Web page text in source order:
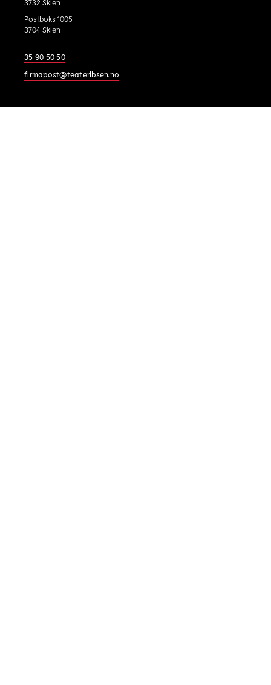
3732 Skien
Postboks 1005
3704 Skien
35 90 50 50
firmapost@teateribsen.no